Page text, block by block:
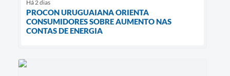
Há 2 dias
PROCON URUGUAIANA ORIENTA
CONSUMIDORES SOBRE AUMENTO NAS
CONTAS DE ENERGIA